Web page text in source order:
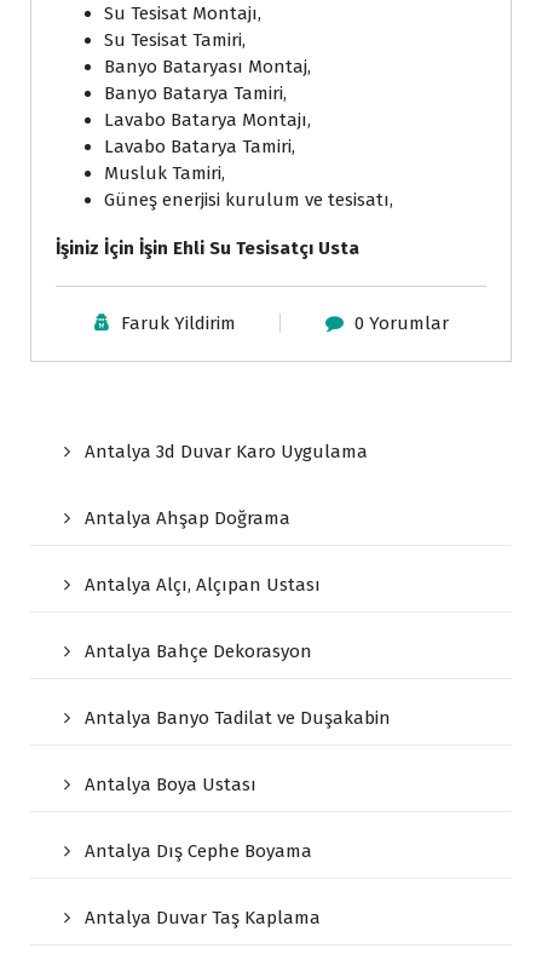
Su Tesisat Montajı,
Su Tesisat Tamiri,
Banyo Bataryası Montaj,
Banyo Batarya Tamiri,
Lavabo Batarya Montajı,
Lavabo Batarya Tamiri,
Musluk Tamiri,
Güneş enerjisi kurulum ve tesisatı,
İşiniz İçin İşin Ehli Su Tesisatçı Usta
Faruk Yildirim 0 Yorumlar
Antalya 3d Duvar Karo Uygulama
Antalya Ahşap Doğrama
Antalya Alçı, Alçıpan Ustası
Antalya Bahçe Dekorasyon
Antalya Banyo Tadilat ve Duşakabin
Antalya Boya Ustası
Antalya Dış Cephe Boyama
Antalya Duvar Taş Kaplama